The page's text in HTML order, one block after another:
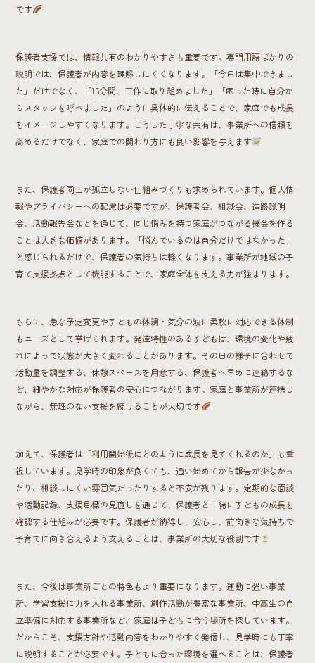
です
保護者支援では、情報共有のわかりやすさも重要です。専門用語ばかりの
説明では、保護者が内容を理解しにくくなります。「今日は集中できまし
た」だけでなく、「15分間、工作に取り組めました」「困った時に自分か
らスタッフを呼べました」のように具体的に伝えることで、家庭でも成長
をイメージしやすくなります。こうした丁寧な共有は、事業所への信頼を
高めるだけでなく、家庭での関わり方にも良い影響を与えます
また、保護者同士が孤立しない仕組みづくりも求められています。個人情
報やプライバシーへの配慮は必要ですが、保護者会、相談会、進路説明
会、活動報告会などを通じて、同じ悩みを持つ家庭がつながる機会を作る
ことは大きな価値があります。「悩んでいるのは自分だけではなかった」
と感じられるだけで、保護者の気持ちは軽くなります。事業所が地域の子
育て支援拠点として機能することで、家庭全体を支える力が強まります。
さらに、急な予定変更や子どもの体調・気分の波に柔軟に対応できる体制
もニーズとして挙げられます。発達特性のある子どもは、環境の変化や疲
れによって状態が大きく変わることがあります。その日の様子に合わせて
活動量を調整する、休憩スペースを用意する、保護者へ早めに連絡するな
ど、細やかな対応が保護者の安心につながります。家庭と事業所が連携し
ながら、無理のない支援を続けることが大切です
加えて、保護者は「利用開始後にどのように成長を見てくれるのか」も重
視しています。見学時の印象が良くても、通い始めてから報告が少なかっ
たり、相談しにくい雰囲気だったりすると不安が残ります。定期的な面談
や活動記録、支援目標の見直しを通じて、保護者と一緒に子どもの成長を
確認する仕組みが必要です。保護者が納得し、安心し、前向きな気持ちで
子育てに向き合えるよう支えることは、事業所の大切な役割です
また、今後は事業所ごとの特色もより重要になります。運動に強い事業
所、学習支援に力を入れる事業所、創作活動が豊富な事業所、中高生の自
立準備に対応する事業所など、家庭は子どもに合う場所を探しています。
だからこそ、支援方針や活動内容をわかりやすく発信し、見学時にも丁寧
に説明することが必要です。子どもに合った環境を選べることは、保護者